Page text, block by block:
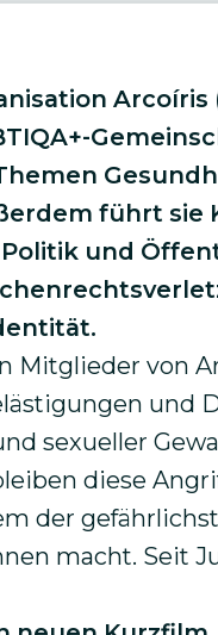
führt sie
und
Mitglieder von
und
sexueller
diese
der
macht. Seit